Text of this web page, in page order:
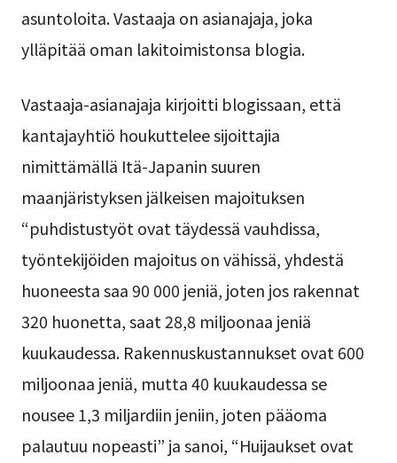
asuntoloita. Vastaaja on asianajaja, joka
ylläpitää oman lakitoimistonsa blogia.
Vastaaja-asianajaja kirjoitti blogissaan, että
kantajayhtiö houkuttelee sijoittajia
nimittämällä Itä-Japanin suuren
maanjäristyksen jälkeisen majoituksen
“puhdistustyöt ovat täydessä vauhdissa,
työntekijöiden majoitus on vähissä, yhdestä
huoneesta saa 90 000 jeniä, joten jos rakennat
320 huonetta, saat 28,8 miljoonaa jeniä
kuukaudessa. Rakennuskustannukset ovat 600
miljoonaa jeniä, mutta 40 kuukaudessa se
nousee 1,3 miljardiin jeniin, joten pääoma
palautuu nopeasti” ja sanoi, “Huijaukset ovat